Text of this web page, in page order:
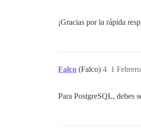
¡Gracias por la rápida
Falco (Falco) 1
4
Para PostgreSQL, debes